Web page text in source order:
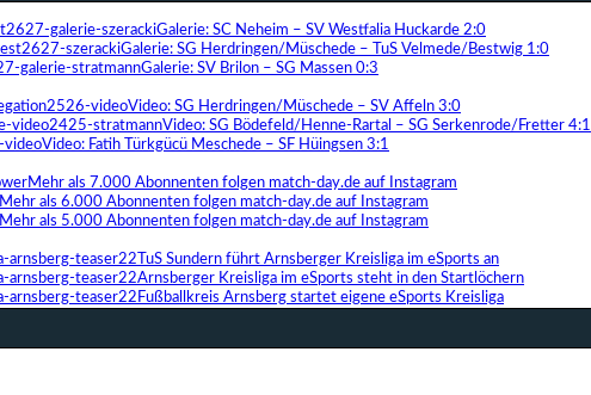
Galerie: SC Neheim – SV Westfalia Huckarde 2:0
Galerie: SG Herdringen/Müschede – TuS Velmede/Bestwig 1:0
Galerie: SV Brilon – SG Massen 0:3
Video: SG Herdringen/Müschede – SV Affeln 3:0
Video: SG Bödefeld/Henne-Rartal – SG Serkenrode/Fretter 4:1
Video: Fatih Türkgücü Meschede – SF Hüingsen 3:1
Mehr als 7.000 Abonnenten folgen match-day.de auf Instagram
Mehr als 6.000 Abonnenten folgen match-day.de auf Instagram
Mehr als 5.000 Abonnenten folgen match-day.de auf Instagram
TuS Sundern führt Arnsberger Kreisliga im eSports an
Arnsberger Kreisliga im eSports steht in den Startlöchern
Fußballkreis Arnsberg startet eigene eSports Kreisliga